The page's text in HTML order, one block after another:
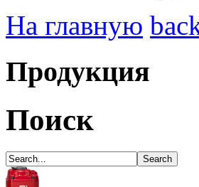
На главную
Продукция
Поиск